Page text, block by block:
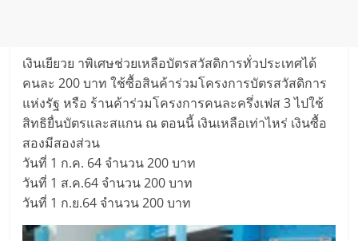
เงินเยียวย าพิเศษช่วยเหลือบัตรสวัสดิการทั่วประเทศได้
คนละ 200 บาท ใช้ซื้อสินค้าร่วมโครงการบัตรสวัสดิการ
แห่งรัฐ หรือ ร้านค้าร่วมโครงการคนละครึ่งเฟส 3 ไปใช้
สิทธิยื่นบัตรและสแกน ณ ตอนนี้ เงินเหลือเท่าไหร่ เงินซื้อ
สองมีสองส่วน
วันที่ 1 ก.ค. 64 จำนวน 200 บาท
วันที่ 1 ส.ค.64 จำนวน 200 บาท
วันที่ 1 ก.ย.64 จำนวน 200 บาท